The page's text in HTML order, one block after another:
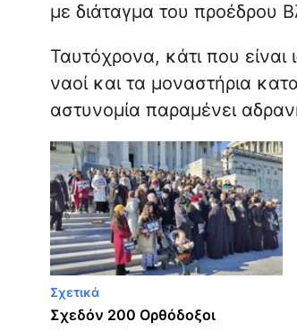
με διάταγμα του προέδρου
Ταυτόχρονα, κάτι που είναι
ναοί και τα μοναστήρια
αστυνομία παραμένει
Σχετικά
Σχεδόν 200 Ορθόδοξοι